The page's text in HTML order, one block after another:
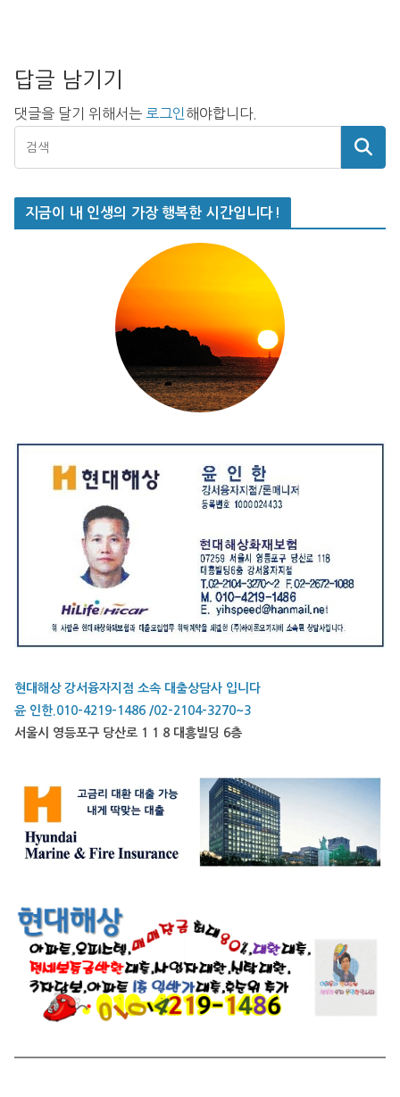
답글 남기기
댓글을 달기 위해서는 로그인 해야합니다.
지금이 내 인생의 가장 행복한 시간입니다!
현대해상 강서융자지점 소속 대출상담사 입니다
윤 인한.010-4219-1486 /02-2104-3270~3
서울시 영등포구 당산로 1 1 8 대흥빌딩 6층